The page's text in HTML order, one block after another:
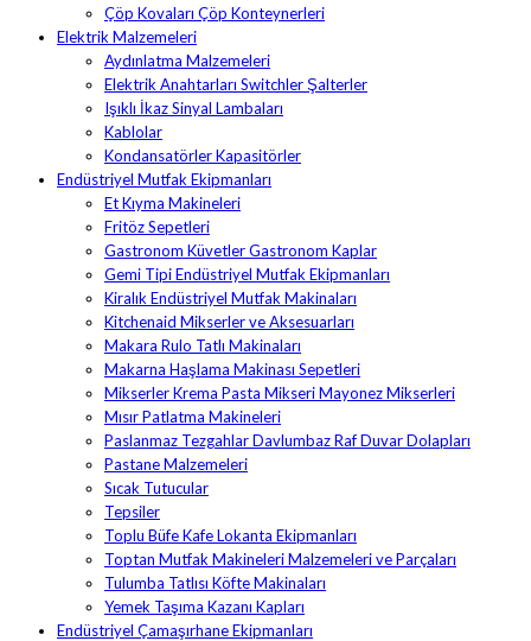
Çöp Kovaları Çöp Konteynerleri
Elektrik Malzemeleri
Aydınlatma Malzemeleri
Elektrik Anahtarları Switchler Şalterler
Işıklı İkaz Sinyal Lambaları
Kablolar
Kondansatörler Kapasitörler
Endüstriyel Mutfak Ekipmanları
Et Kıyma Makineleri
Fritöz Sepetleri
Gastronom Küvetler Gastronom Kaplar
Gemi Tipi Endüstriyel Mutfak Ekipmanları
Kiralık Endüstriyel Mutfak Makinaları
Kitchenaid Mikserler ve Aksesuarları
Makara Rulo Tatlı Makinaları
Makarna Haşlama Makinası Sepetleri
Mikserler Krema Pasta Mikseri Mayonez Mikserleri
Mısır Patlatma Makineleri
Paslanmaz Tezgahlar Davlumbaz Raf Duvar Dolapları
Pastane Malzemeleri
Sıcak Tutucular
Tepsiler
Toplu Büfe Kafe Lokanta Ekipmanları
Toptan Mutfak Makineleri Malzemeleri ve Parçaları
Tulumba Tatlısı Köfte Makinaları
Yemek Taşıma Kazanı Kapları
Endüstriyel Çamaşırhane Ekipmanları